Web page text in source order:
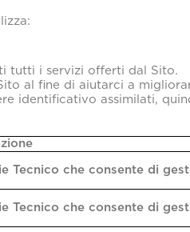
tutti i servizi offerti dal Sito.
al fine di aiutarci a
identificativo assimilati,
Tecnico che consente di
Tecnico che consente di